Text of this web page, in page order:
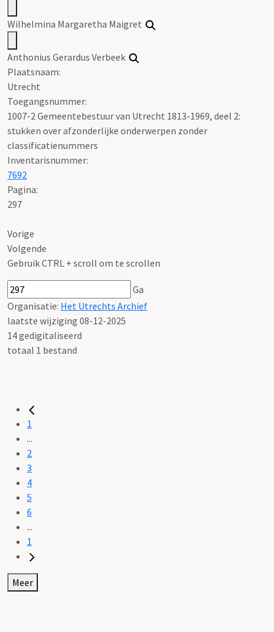
Wilhelmina Margaretha Maigret
Anthonius Gerardus Verbeek
Plaatsnaam:
Utrecht
Toegangsnummer:
1007-2 Gemeentebestuur van Utrecht 1813-1969, deel 2:
stukken over afzonderlijke onderwerpen zonder
classificatienummers
Inventarisnummer:
7692
Pagina:
297
Vorige
Volgende
Gebruik CTRL + scroll om te scrollen
Ga
Organisatie: Het Utrechts Archief
laatste wijziging 08-12-2025
14 gedigitaliseerd
totaal 1 bestand
1
...
2
3
4
5
6
...
1
Meer